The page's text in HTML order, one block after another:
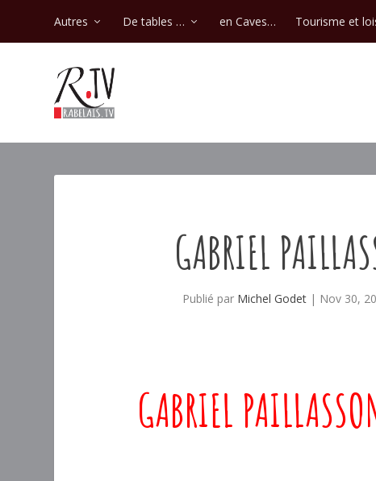
Autres De tables … en Caves… Tourisme et
GABRIEL
Publié par Michel Godet | Nov 30,
GABRIEL